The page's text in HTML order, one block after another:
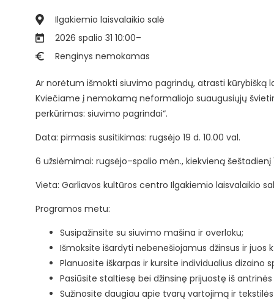
Ilgakiemio laisvalaikio salė
2026 spalio 31 10:00–
Renginys nemokamas
Ar norėtum išmokti siuvimo pagrindų, atrasti kūrybišką
Kviečiame į nemokamą neformaliojo suaugusiųjų
perkūrimas: siuvimo pagrindai“.
Data: pirmasis susitikimas: rugsėjo 19 d. 10.00 val.
6 užsiėmimai: rugsėjo–spalio mėn., kiekvieną šeštadienį
Vieta: Garliavos kultūros centro Ilgakiemio laisvalaikio
Programos metu:
Susipažinsite su siuvimo mašina ir overloku;
Išmoksite išardyti nebenešiojamus džinsus ir juos
Planuosite iškarpas ir kursite individualius dizaino
Pasiūsite staltiesę bei džinsinę prijuostę iš
Sužinosite daugiau apie tvarų vartojimą ir